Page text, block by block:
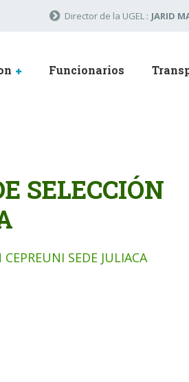
Director de la UGEL : JARID
Funcionarios
SELECCIÓN
SEDE JULIACA